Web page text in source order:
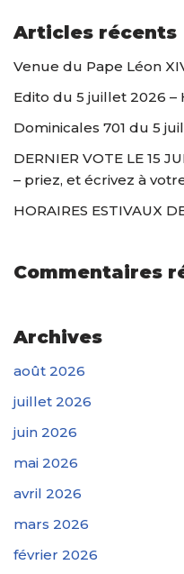
Articles récents
Venue du Pape Léon
Edito du 5 juillet 2026 –
Dominicales 701 du 5
DERNIER VOTE LE 15
– priez, et écrivez à
HORAIRES ESTIVAUX
Commentaires
Archives
août 2026
juillet 2026
juin 2026
mai 2026
avril 2026
mars 2026
février 2026